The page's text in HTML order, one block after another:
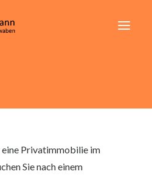
Göppingen -
im Landkreis
Privatimmobilie im
Sie nach einem